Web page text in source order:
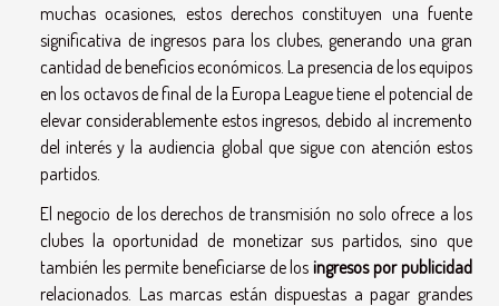
muchas ocasiones, estos derechos constituyen una fuente
significativa de ingresos para los clubes, generando una gran
cantidad de beneficios económicos. La presencia de los equipos
en los octavos de final de la Europa League tiene el potencial de
elevar considerablemente estos ingresos, debido al incremento
del interés y la audiencia global que sigue con atención estos
partidos.
El negocio de los derechos de transmisión no solo ofrece a los
clubes la oportunidad de monetizar sus partidos, sino que
también les permite beneficiarse de losingresos por publicidad
relacionados. Las marcas están dispuestas a pagar grandes